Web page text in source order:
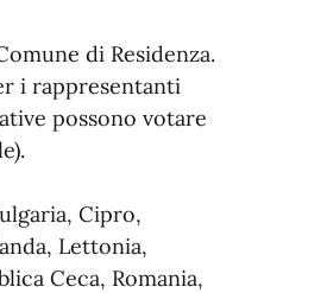
di Residenza.
i rappresentanti
possono votare
Cipro,
Lettonia,
Ceca, Romania,